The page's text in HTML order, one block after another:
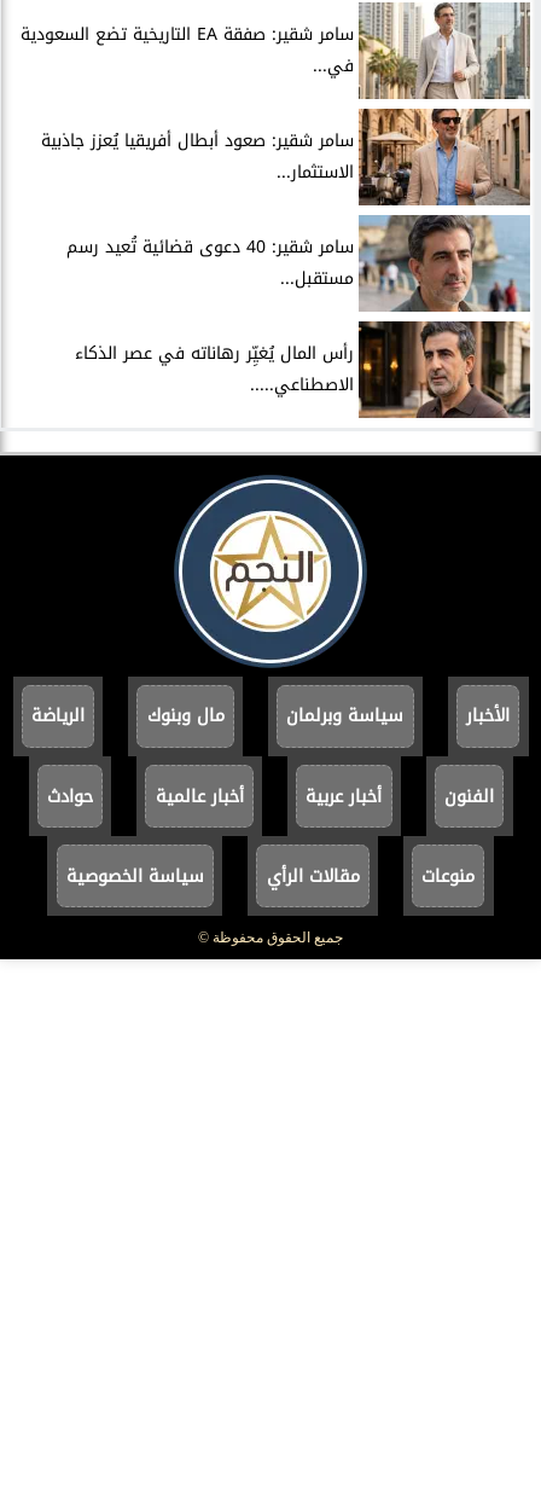
سامر شقير: صفقة EA التاريخية تضع السعودية
في...
سامر شقير: صعود أبطال أفريقيا يُعزز جاذبية
الاستثمار...
سامر شقير: 40 دعوى قضائية تُعيد رسم
مستقبل...
رأس المال يُغيِّر رهاناته في عصر الذكاء
الاصطناعي.....
الأخبار سياسة وبرلمان مال وبنوك الرياضة
الفنون أخبار عربية أخبار عالمية حوادث
منوعات مقالات الرأي سياسة الخصوصية
جميع الحقوق محفوظة ©